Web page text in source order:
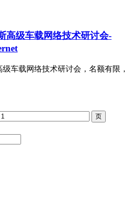
高级车载网络技术研讨会-
级车载网络技术研讨会，名额有限，